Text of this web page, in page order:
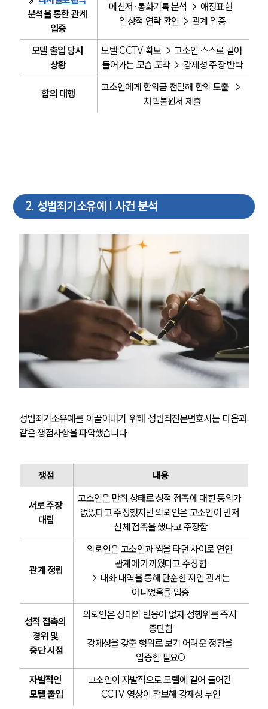
분석을 통한 관계
입증
메신저·통화기록 분석 → 애정표현,
일상적 연락 확인 → 관계 입증
모텔 출입 당시
상황
모텔 CCTV 확보 → 고소인 스스로 걸어
들어가는 모습 포착 → 강제성 주장 반박
합의 대행
고소인에게 합의금 전달해 합의 도출  →
처벌불원서 제출
2. 성범죄기소유예 | 사건 분석
성범죄기소유예를 이끌어내기 위해 성범죄전문변호사는 다음과
같은 쟁점사항을 파악했습니다.
쟁점 내용
서로 주장
대립
고소인은 만취 상태로 성적 접촉에 대한 동의가
없었다고 주장했지만 의뢰인은 고소인이 먼저
신체 접촉을 했다고 주장함
관계 정립
의뢰인은 고소인과 썸을 타던 사이로 연인
관계에 가까웠다고 주장함
→ 대화 내역을 통해 단순한 지인 관계는
아니었음을 입증
성적 접촉의
경위 및
중단 시점
의뢰인은 상대의 반응이 없자 성행위를 즉시
중단함
강제성을 갖춘 행위로 보기 어려운 정황을
입증할 필요O
자발적인
모텔 출입
고소인이 자발적으로 모텔에 걸어 들어간
CCTV 영상이 확보해 강제성 부인